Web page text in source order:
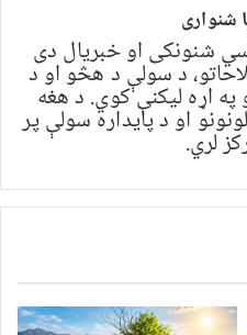
شنواری
شنونکی او خبریال دی
د سولې د هڅو او د
اړه لیکنې کوي. د هغه
او د پایداره سولې پر
لري.